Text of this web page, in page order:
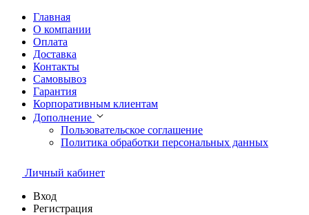
Главная
О компании
Оплата
Доставка
Контакты
Самовывоз
Гарантия
Корпоративным клиентам
Дополнение
Пользовательское соглашение
Политика обработки персональных данных
Личный кабинет
Вход
Регистрация